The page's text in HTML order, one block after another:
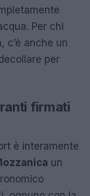
Per chi
c’è anche un
per
firmati
è interamente
un